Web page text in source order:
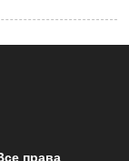
права